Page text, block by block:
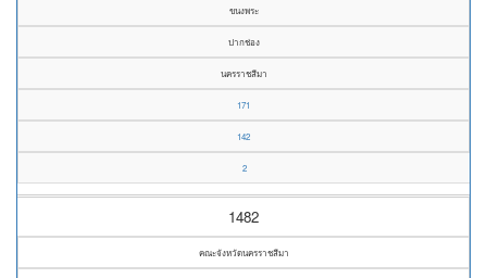
ขนงพระ
ปากช่อง
นครราชสีมา
171
142
2
1482
คณะจังหวัดนครราชสีมา